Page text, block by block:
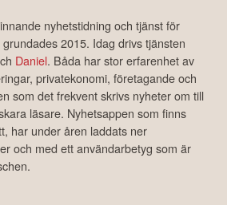
nyhetstidning och tjänst för
2015. Idag drivs tjänsten
Daniel. Båda har stor erfarenhet av
privatekonomi, företagande och
som det frekvent skrivs nyheter om till
läsare. Nyhetsappen som finns
har under åren laddats ner
och med ett användarbetyg som är